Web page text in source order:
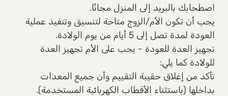
اصطحابك بالبريد إلى المنزل مجانًا.
يجب أن تكون الأم/الزوج متاحة لتنسيق وتنفيذ عملية
العودة لمدة تصل إلى 5 أيام من يوم الولادة.
تجهيز العدة للعودة - يجب على الأم تجهيز العدة
للولادة كما يلي:
تأكد من إغلاق حقيبة التقييم وأن جميع المعدات
بداخلها (باستثناء الأقطاب الكهربائية المستخدمة).